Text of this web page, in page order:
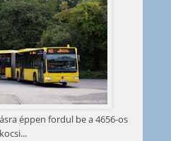
éppen fordul be a 4656-os
kocsi...